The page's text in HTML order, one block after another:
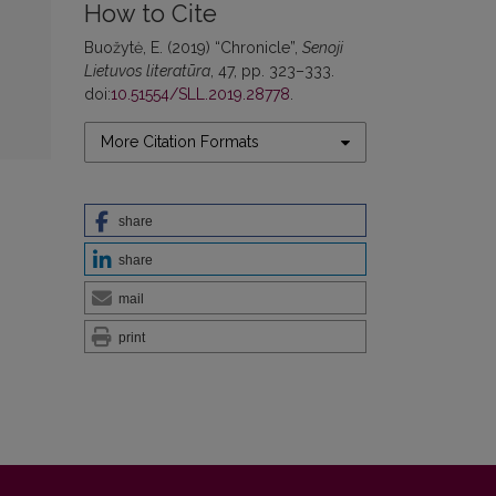
How to Cite
Buožytė, E. (2019) “Chronicle”, Senoji
Lietuvos literatūra, 47, pp. 323–333.
doi:10.51554/SLL.2019.28778.
More Citation Formats
share
share
mail
print